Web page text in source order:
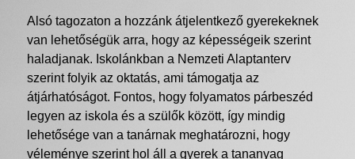
Alsó tagozaton a hozzánk átjelentkező gyerekeknek
van lehetőségük arra, hogy az képességeik szerint
haladjanak. Iskolánkban a Nemzeti Alaptanterv
szerint folyik az oktatás, ami támogatja az
átjárhatóságot. Fontos, hogy folyamatos párbeszéd
legyen az iskola és a szülők között, így mindig
lehetősége van a tanárnak meghatározni, hogy
véleménye szerint hol áll a gyerek a tananyag